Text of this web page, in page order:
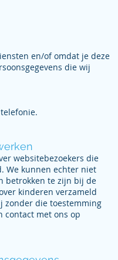
en/of omdat je deze
die wij
websitebezoekers die
We kunnen echter niet
betrokken te zijn bij de
kinderen verzameld
zonder die toestemming
contact met ons op